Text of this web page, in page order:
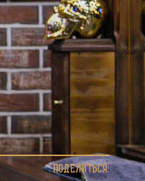
ПОДЕЛИТЬСЯ: